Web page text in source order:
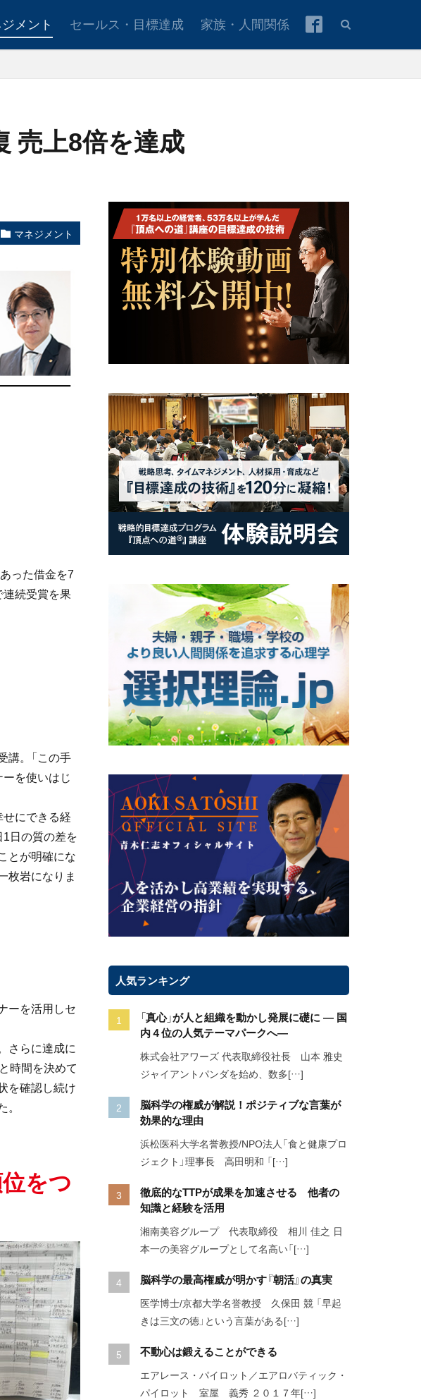
メント セールス・目標達成 家族・人間関係
売上8倍を達成
マネジメント
った借金を7
続受賞を果
講。「この手
を使いはじ
にできる経
日の質の差を
とが明確にな
枚岩になりま
ーを活用しセ
さらに達成に
時間を決めて
を確認し続け
をつ
人気ランキング
「真心」が人と組織を動かし発展に礎に ― 国
内４位の人気テーマパークへ―
株式会社アワーズ 代表取締役社長 山本 雅史
ジャイアントパンダを始め、数多[…]
脳科学の権威が解説！ポジティブな言葉が
効果的な理由
浜松医科大学名誉教授/NPO法人「食と健康プロ
ジェクト」理事長 高田明和 「[…]
徹底的なTTPが成果を加速させる 他者の
知識と経験を活用
湘南美容グループ 代表取締役 相川 佳之 日
本一の美容グループとして名高い「[…]
脳科学の最高権威が明かす『朝活』の真実
医学博士/京都大学名誉教授 久保田 競 「早起
きは三文の徳」という言葉がある[…]
不動心は鍛えることができる
エアレース・パイロット／エアロバティック・
パイロット 室屋 義秀 ２０１７年[…]